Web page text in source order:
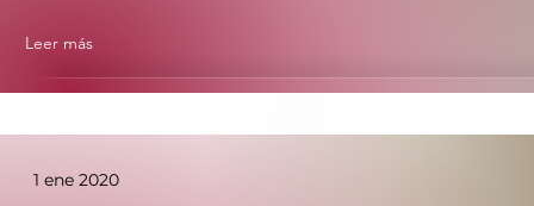
Leer más
1 ene 2020